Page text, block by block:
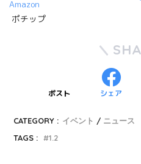
Amazon
ポチップ
ポスト シェア
CATEGORY : イベント
ニュース
TAGS :
1.2